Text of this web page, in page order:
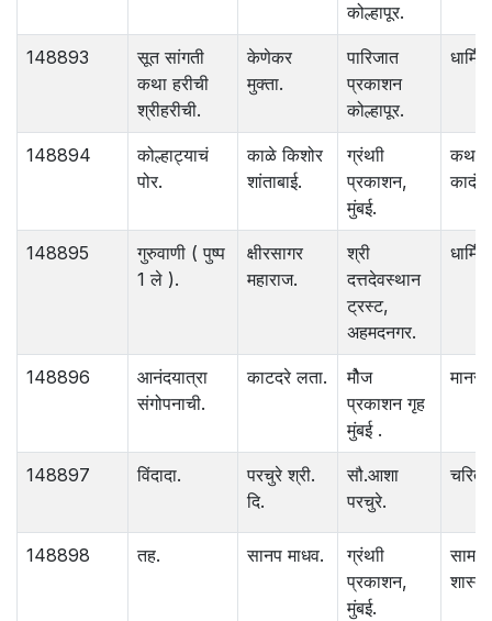
कोल्हापूर.
148893
सूत सांगती
कथा हरीची
श्रीहरीची.
केणेकर
मुक्ता.
पारिजात
प्रकाशन
कोल्हापूर.
148894
कोल्हाट्याचं
पोर.
काळे किशोर
शांताबाई.
ग्रंथाी
प्रकाशन,
मुंबई.
कथा
148895
गुरुवाणी ( पुष्प
1 ले ).
क्षीरसागर
महाराज.
श्री
दत्तदेवस्थान
ट्रस्ट,
अहमदनगर.
148896
आनंदयात्रा
संगोपनाची.
काटदरे लता.
मौेज
प्रकाशन गृह
मुंबई .
148897 विंदादा.
परचुरे श्री.
दि.
सौ.आशा
परचुरे.
148898 तह. सानप माधव.
ग्रंथाी
प्रकाशन,
मुंबई.